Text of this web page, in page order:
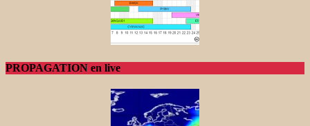
PROPAGATION en live